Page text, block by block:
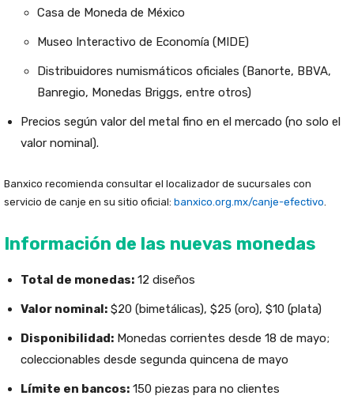
Casa de Moneda de México
Museo Interactivo de Economía (MIDE)
Distribuidores numismáticos oficiales (Banorte, BBVA,
Banregio, Monedas Briggs, entre otros)
Precios según valor del metal fino en el mercado (no solo el
valor nominal).
Banxico recomienda consultar el localizador de sucursales con
servicio de canje en su sitio oficial: banxico.org.mx/canje-efectivo.
Información de las nuevas monedas
Total de monedas: 12 diseños
Valor nominal: $20 (bimetálicas), $25 (oro), $10 (plata)
Disponibilidad: Monedas corrientes desde 18 de mayo;
coleccionables desde segunda quincena de mayo
Límite en bancos: 150 piezas para no clientes